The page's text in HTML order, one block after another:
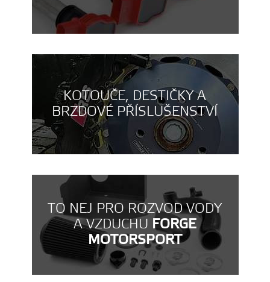
KOTOUČE, DESTIČKY A
BRZDOVÉ PŘÍSLUŠENSTVÍ
TO NEJ PRO ROZVOD VODY
A VZDUCHU FORGE
MOTORSPORT